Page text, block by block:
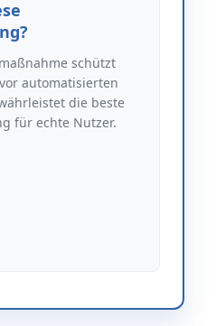
schützt
automatisierten
die beste
für echte Nutzer.